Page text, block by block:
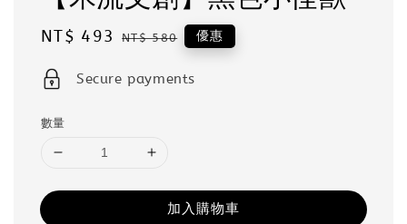
Sale
NT$ 493 Regular
NT$ 580 優惠
Secure payments
數量
加入購物車